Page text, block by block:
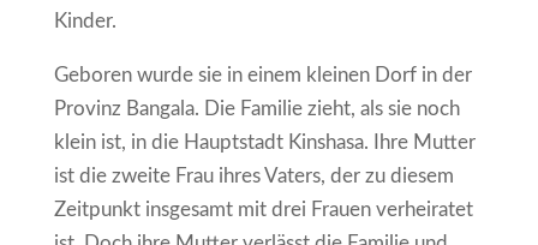
Kinder.
Geboren wurde sie in einem kleinen Dorf in der
Provinz Bangala. Die Familie zieht, als sie noch
klein ist, in die Hauptstadt Kinshasa. Ihre Mutter
ist die zweite Frau ihres Vaters, der zu diesem
Zeitpunkt insgesamt mit drei Frauen verheiratet